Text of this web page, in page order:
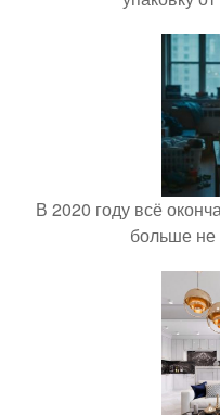
В 2020 году всё
больше не